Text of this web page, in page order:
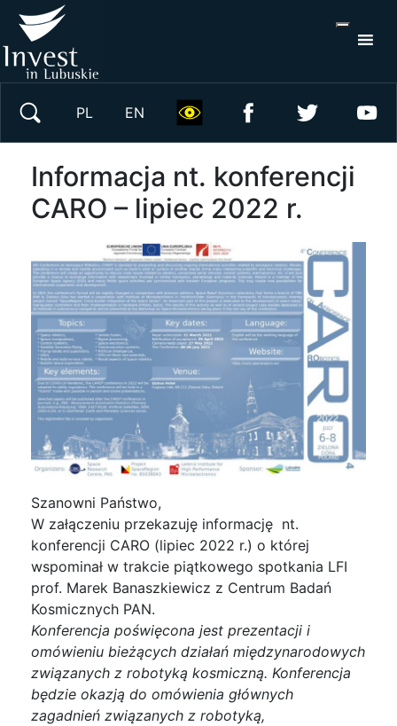
PL EN
Informacja nt. konferencji
CARO – lipiec 2022 r.
Szanowni Państwo,
W załączeniu przekazuję informację nt.
konferencji CARO (lipiec 2022 r.) o której
wspominał w trakcie piątkowego spotkania LFI
prof. Marek Banaszkiewicz z Centrum Badań
Kosmicznych PAN.
Konferencja poświęcona jest prezentacji i
omówieniu bieżących działań międzynarodowych
związanych z robotyką kosmiczną. Konferencja
będzie okazją do omówienia głównych
zagadnień związanych z robotyką,
Wyszukaj w serwisie